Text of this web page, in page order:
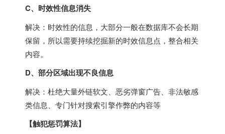
C、时效性信息消失
解决：时效性的信息，大部分一般在数据库不会长期
保留，所以需要持续挖掘新的时效信息点，整合相关
内容。
D、部分区域出现不良信息
解决：杜绝大量外链软文、恶劣弹窗广告、非法敏感
类信息、专门针对搜索引擎作弊的内容等
【触犯惩罚算法】